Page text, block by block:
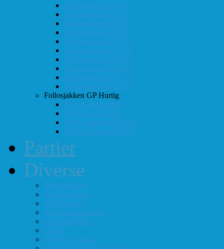
Follosjakken BGP 6
Follosjakken BGP 7
Follosjakken BGP 8
Follosjakken BGP 9
Follosjakken BGP 10
Follosjakken BGP 11
Follosjakken BGP 12
Follosjakken BGP 13
Follosjakken BGP 14
Follosjakken BGP 15
Follosjakken GP Hurtig
#1 (24. mars 2018)
#2 (19. mai 2018)
#3 (8. september 2018)
#4 (13. oktober 2018)
Partier
Diverse
Støtteordning
Sjakkrating.no
FIDE-rating
Follo-kombinasjoner
Grasrotandelen
Linker
DVD-er til utlån